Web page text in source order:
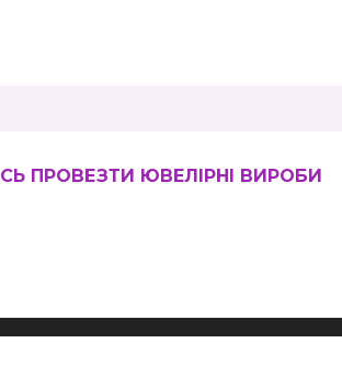
ПРОВЕЗТИ ЮВЕЛІРНІ ВИРОБИ